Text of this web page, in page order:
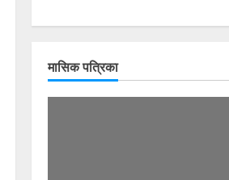
मासिक पत्रिका